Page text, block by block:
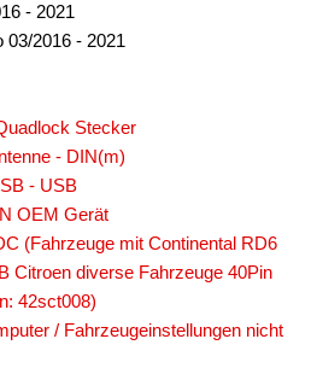
- 2021
03/2016 - 2021
Stecker
- DIN(m)
- USB
OEM Gerät
(Fahrzeuge mit Continental RD6
Citroen diverse Fahrzeuge 40Pin
42sct008)
/ Fahrzeugeinstellungen nicht